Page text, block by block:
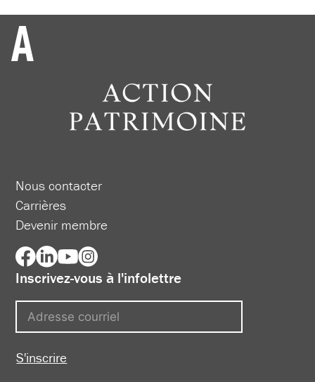
Nous contacter
Carrières
Devenir membre
Inscrivez-vous à l'infolettre
S'inscrire